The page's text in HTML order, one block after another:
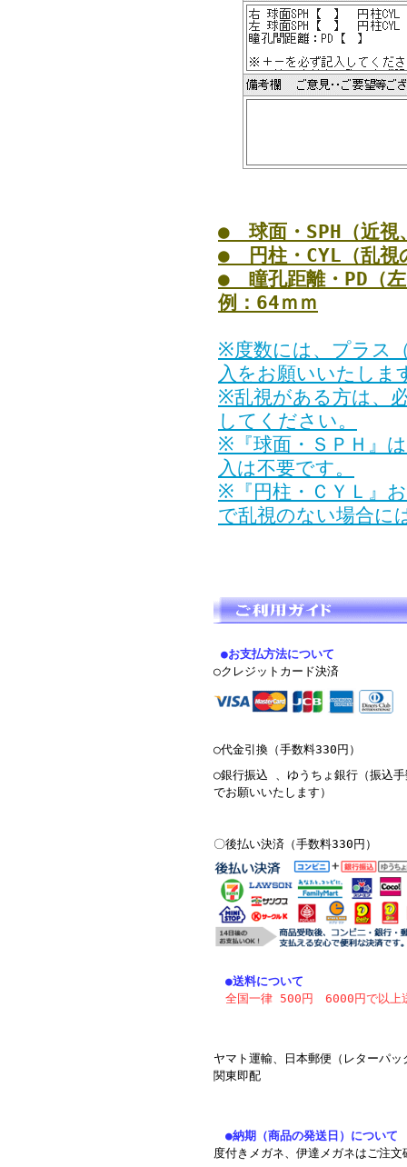
● 球面・SPH（近
● 円柱・CYL（乱
● 瞳孔距離・PD（
例：64ｍｍ
※度数には、プラス
入をお願いいたしま
※乱視がある方は、
してください。
※『球面・ＳＰＨ』
入は不要です。
※『円柱・ＣＹＬ』
で乱視のない場合に
●お支払方法について
○クレジットカード決済
○代金引換（手数料330円）
○銀行振込 、ゆうちょ銀行（振込
でお願いいたします）
〇後払い決済（手数料330円）
●送料について
全国一律 500円
6000円で以上
ヤマト運輸、日本郵便（レターパ
関東即配
●納期（商品の発送日）について
度付きメガネ、伊達メガネはご注